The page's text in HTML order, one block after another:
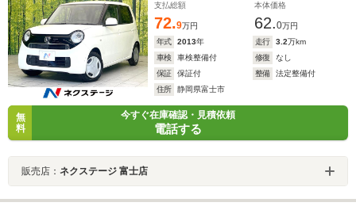
支払総額
72.9万円
本体価格
62.0万円
年式
2013年 走行 3.2万km
車検
車検整備付 修復
なし
保証
保証付 整備
法定整備付
住所
静岡県富士市
無
料
今すぐ在庫確認・見積依頼
電話する
販売店： ネクステージ 富士店